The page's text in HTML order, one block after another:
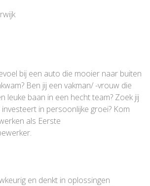
bij een auto die mooier naar buiten
Ben jij een vakman/ -vrouw die
leuke baan in een hecht team? Zoek jij
in persoonlijke groei? Kom
als Eerste
en denkt in oplossingen